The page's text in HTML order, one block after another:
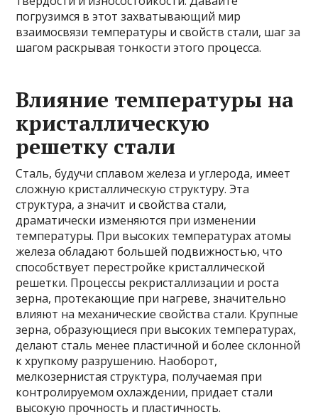
погрузимся в этот захватывающий мир
взаимосвязи температуры и свойств стали, шаг за
шагом раскрывая тонкости этого процесса.
Влияние температуры на
кристаллическую
решетку стали
Сталь, будучи сплавом железа и углерода, имеет
сложную кристаллическую структуру. Эта
структура, а значит и свойства стали,
драматически изменяются при изменении
температуры. При высоких температурах атомы
железа обладают большей подвижностью, что
способствует перестройке кристаллической
решетки. Процессы рекристаллизации и роста
зерна, протекающие при нагреве, значительно
влияют на механические свойства стали. Крупные
зерна, образующиеся при высоких температурах,
делают сталь менее пластичной и более склонной
к хрупкому разрушению. Наоборот,
мелкозернистая структура, получаемая при
контролируемом охлаждении, придает стали
высокую прочность и пластичность.